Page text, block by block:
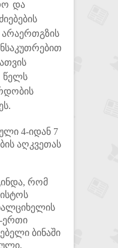
და
წელს
4-იდან 7
აღკვეთას
რომ
ერთი
ბინაში